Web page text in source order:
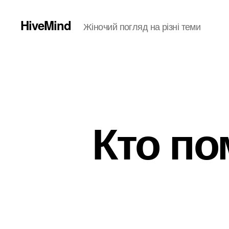
HiveMind Жіночий погляд на різні теми
Кто